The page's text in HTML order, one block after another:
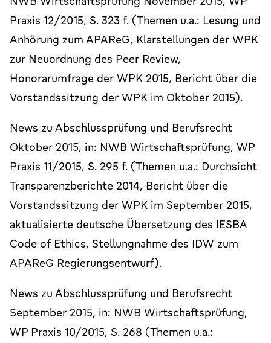
Praxis 12/2015, S. 323 f. (Themen u.a.: Lesung und
Anhörung zum APAReG, Klarstellungen der WPK
zur Neuordnung des Peer Review,
Honorarumfrage der WPK 2015, Bericht über die
Vorstandssitzung der WPK im Oktober 2015).
News zu Abschlussprüfung und Berufsrecht
Oktober 2015, in: NWB Wirtschaftsprüfung, WP
Praxis 11/2015, S. 295 f. (Themen u.a.: Durchsicht
Transparenzberichte 2014, Bericht über die
Vorstandssitzung der WPK im September 2015,
aktualisierte deutsche Übersetzung des IESBA
Code of Ethics, Stellungnahme des IDW zum
APAReG Regierungsentwurf).
News zu Abschlussprüfung und Berufsrecht
September 2015, in: NWB Wirtschaftsprüfung,
WP Praxis 10/2015, S. 268 (Themen u.a.: